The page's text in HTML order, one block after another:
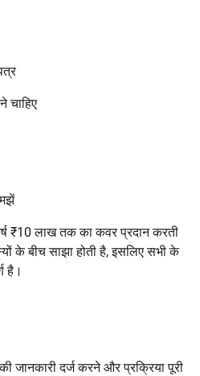
चाहिए
₹10 लाख तक का कवर प्रदान करती
के बीच साझा होती है, इसलिए सभी के
है।
जानकारी दर्ज करने और प्रक्रिया पूरी